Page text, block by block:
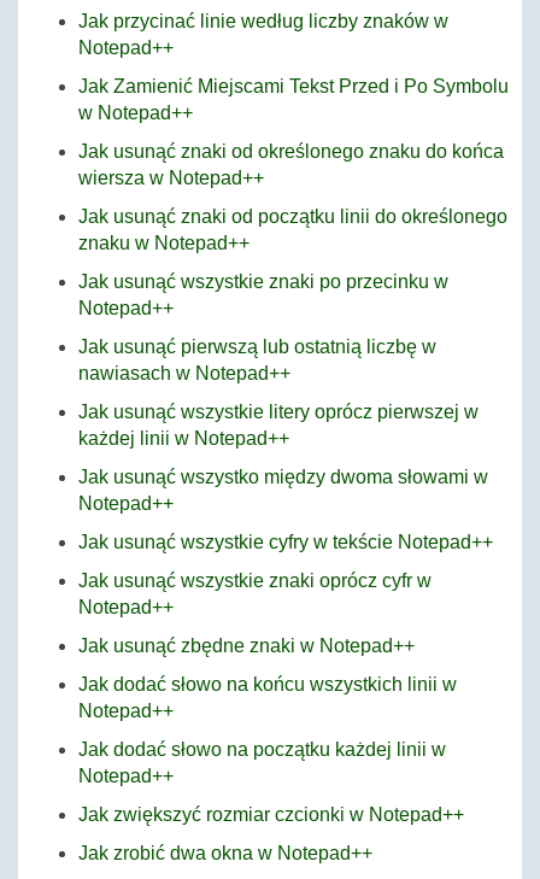
Jak przycinać linie według liczby znaków w
Notepad++
Jak Zamienić Miejscami Tekst Przed i Po Symbolu
w Notepad++
Jak usunąć znaki od określonego znaku do końca
wiersza w Notepad++
Jak usunąć znaki od początku linii do określonego
znaku w Notepad++
Jak usunąć wszystkie znaki po przecinku w
Notepad++
Jak usunąć pierwszą lub ostatnią liczbę w
nawiasach w Notepad++
Jak usunąć wszystkie litery oprócz pierwszej w
każdej linii w Notepad++
Jak usunąć wszystko między dwoma słowami w
Notepad++
Jak usunąć wszystkie cyfry w tekście Notepad++
Jak usunąć wszystkie znaki oprócz cyfr w
Notepad++
Jak usunąć zbędne znaki w Notepad++
Jak dodać słowo na końcu wszystkich linii w
Notepad++
Jak dodać słowo na początku każdej linii w
Notepad++
Jak zwiększyć rozmiar czcionki w Notepad++
Jak zrobić dwa okna w Notepad++